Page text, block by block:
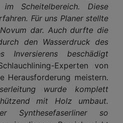
im Scheitelbereich. Diese
Für uns Planer stellte
dar. Auch durfte die
den Wasserdruck des
Inversierens beschädigt
Experten von
Herausforderung meistern.
wurde komplett
mit Holz umbaut.
Synthesefaserliner so